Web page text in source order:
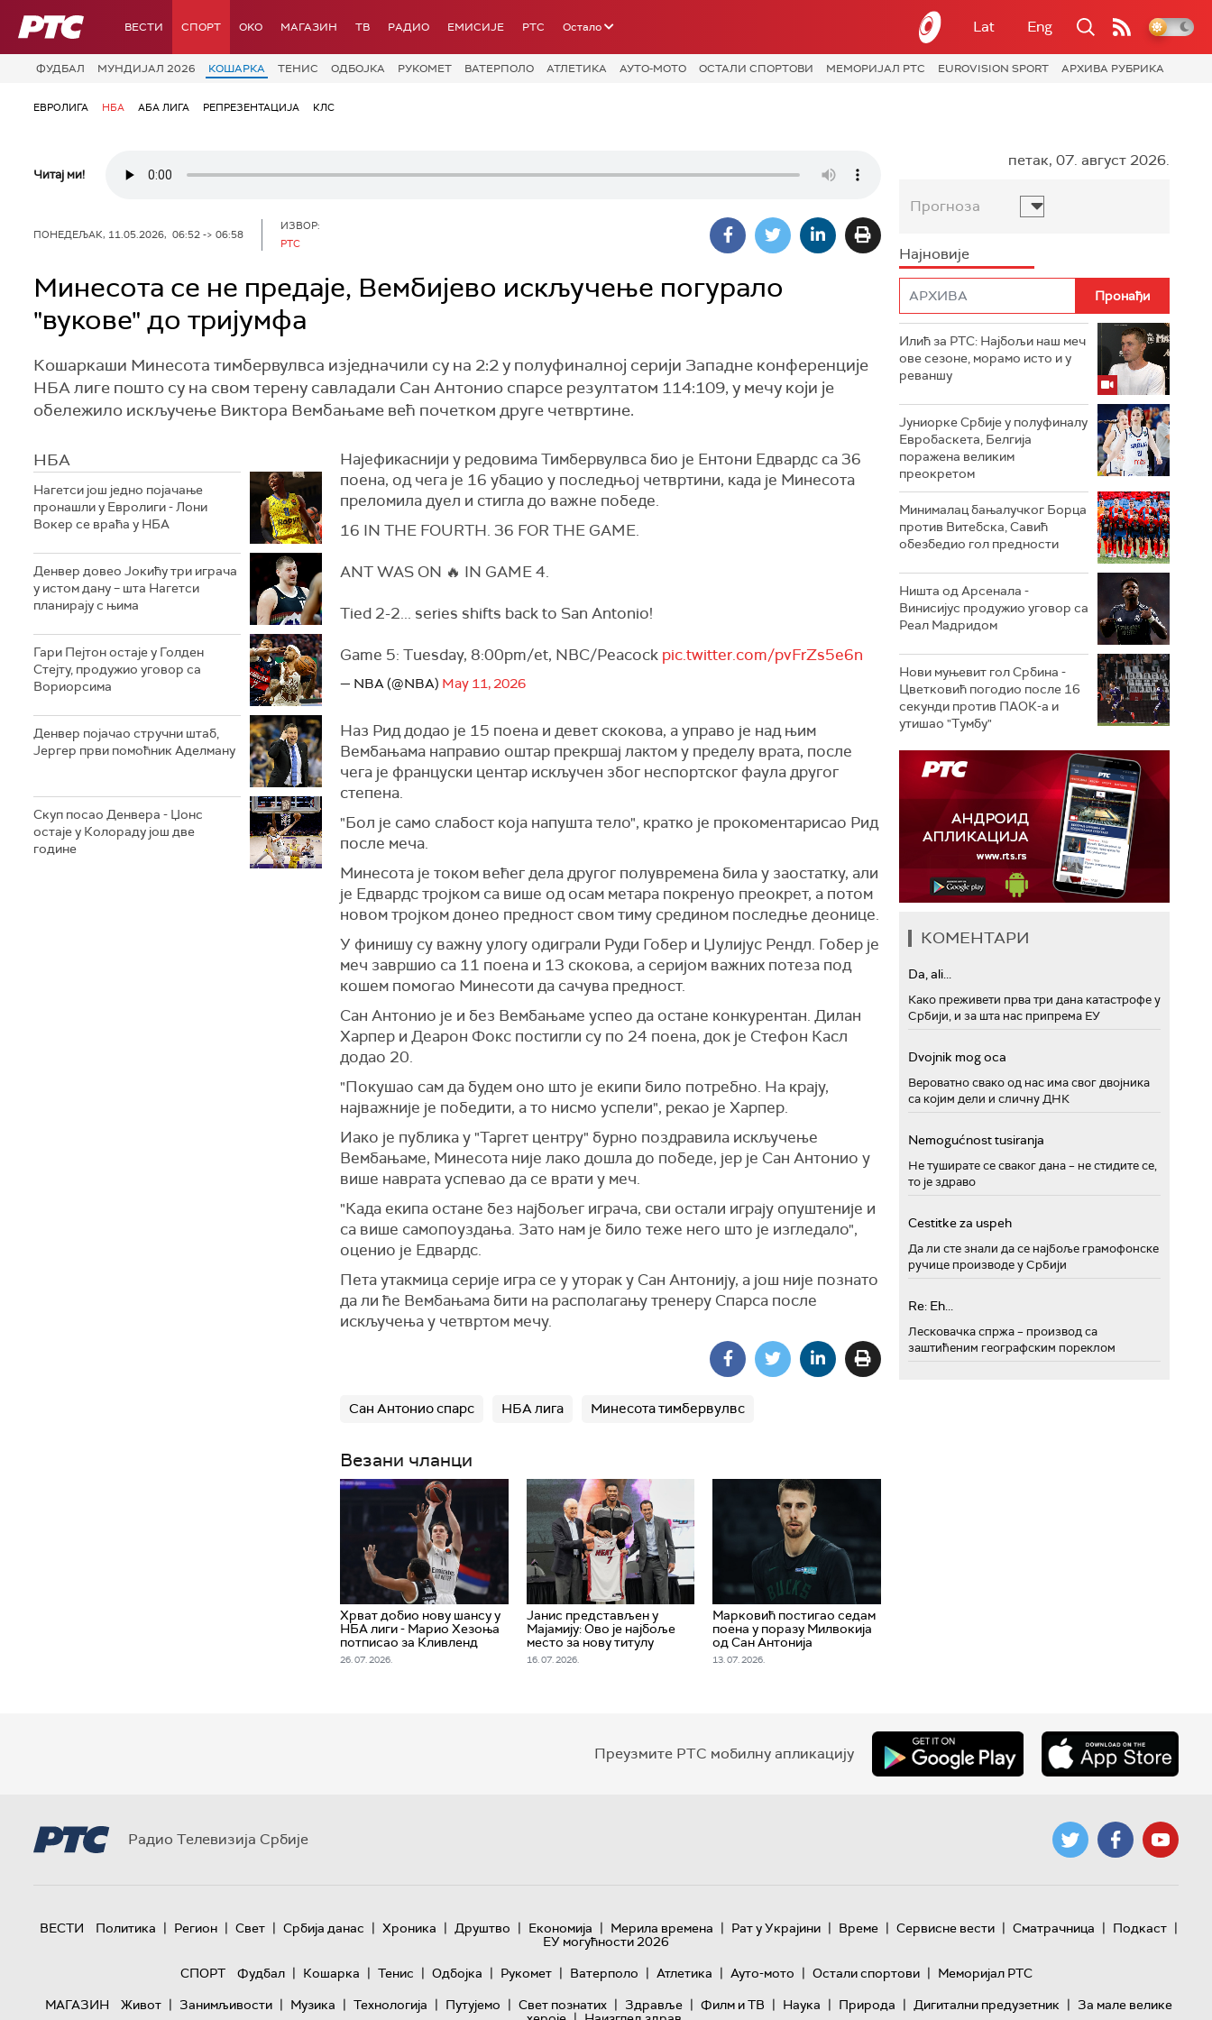
РТС ВЕСТИ СПОРТ OKO МАГАЗИН ТВ РАДИО ЕМИСИЈЕ РТС Остало Lat Eng
ФУДБАЛ МУНДИЈАЛ 2026 КОШАРКА ТЕНИС ОДБОЈКА РУКОМЕТ ВАТЕРПОЛО АТЛЕТИКА АУТО-МОТО ОСТАЛИ СПОРТОВИ МЕМОРИЈАЛ РТС EUROVISION SPORT АРХИВА РУБРИКА
ЕВРОЛИГА НБА АБА ЛИГА РЕПРЕЗЕНТАЦИЈА КЛС
Читај ми!
ПОНЕДЕЉАК, 11.05.2026, 06:52 -> 06:58
ИЗВОР:
РТС
Минесота се не предаје, Вембијево искључење погурало
"вукове" до тријумфа
Кошаркаши Минесота тимбервулвса изједначили су на 2:2 у полуфиналној серији Западне конференције
НБА лиге пошто су на свом терену савладали Сан Антонио спарсе резултатом 114:109, у мечу који је
обележило искључење Виктора Вембањаме већ почетком друге четвртине.
НБА
Нагетси још једно појачање
пронашли у Евролиги - Лони
Вокер се враћа у НБА
Денвер довео Јокићу три играча
у истом дану – шта Нагетси
планирају с њима
Гари Пејтон остаје у Голден
Стејту, продужио уговор са
Вориорсима
Денвер појачао стручни штаб,
Јергер први помоћник Аделману
Скуп посао Денвера - Џонс
остаје у Колораду још две
године
Најефикаснији у редовима Тимбервулвса био је Ентони Едвардс са 36
поена, од чега је 16 убацио у последњој четвртини, када је Минесота
преломила дуел и стигла до важне победе.
16 IN THE FOURTH. 36 FOR THE GAME.
ANT WAS ON 🔥 IN GAME 4.
Tied 2-2... series shifts back to San Antonio!
Game 5: Tuesday, 8:00pm/et, NBC/Peacock pic.twitter.com/pvFrZs5e6n
— NBA (@NBA) May 11, 2026
Наз Рид додао је 15 поена и девет скокова, а управо је над њим
Вембањама направио оштар прекршај лактом у пределу врата, после
чега је француски центар искључен због неспортског фаула другог
степена.
"Бол је само слабост која напушта тело", кратко је прокоментарисао Рид
после меча.
Минесота је током већег дела другог полувремена била у заостатку, али
је Едвардс тројком са више од осам метара покренуо преокрет, а потом
новом тројком донео предност свом тиму средином последње деонице.
У финишу су важну улогу одиграли Руди Гобер и Џулијус Рендл. Гобер је
меч завршио са 11 поена и 13 скокова, а серијом важних потеза под
кошем помогао Минесоти да сачува предност.
Сан Антонио је и без Вембањаме успео да остане конкурентан. Дилан
Харпер и Деарон Фокс постигли су по 24 поена, док је Стефон Касл
додао 20.
"Покушао сам да будем оно што је екипи било потребно. На крају,
најважније је победити, а то нисмо успели", рекао је Харпер.
Иако је публика у "Таргет центру" бурно поздравила искључење
Вембањаме, Минесота није лако дошла до победе, јер је Сан Антонио у
више наврата успевао да се врати у меч.
"Када екипа остане без најбољег играча, сви остали играју опуштеније и
са више самопоуздања. Зато нам је било теже него што је изгледало",
оценио је Едвардс.
Пета утакмица серије игра се у уторак у Сан Антонију, а још није познато
да ли ће Вембањама бити на располагању тренеру Спарса после
искључења у четвртом мечу.
Сан Антонио спарс НБА лига Минесота тимбервулвс
Везани чланци
Хрват добио нову шансу у
НБА лиги - Марио Хезоња
потписао за Кливленд
26. 07. 2026.
Јанис представљен у
Мајамију: Ово је најбоље
место за нову титулу
16. 07. 2026.
Марковић постигао седам
поена у поразу Милвокија
од Сан Антонија
13. 07. 2026.
петак, 07. август 2026.
Прогноза
Најновије
Илић за РТС: Најбољи наш меч
ове сезоне, морамо исто и у
реваншу
Јуниорке Србије у полуфиналу
Евробаскета, Белгија
поражена великим
преокретом
Минималац бањалучког Борца
против Витебска, Савић
обезбедио гол предности
Ништа од Арсенала -
Винисијус продужио уговор са
Реал Мадридом
Нови муњевит гол Србина -
Цветковић погодио после 16
секунди против ПАОК-а и
утишао "Тумбу"
КОМЕНТАРИ
Da, ali...
Како преживети прва три дана катастрофе у
Србији, и за шта нас припрема ЕУ
Dvojnik mog oca
Вероватно свако од нас има свог двојника
са којим дели и сличну ДНК
Nemogućnost tusiranja
Не туширате се сваког дана – не стидите се,
то је здраво
Cestitke za uspeh
Да ли сте знали да се најбоље грамофонске
ручице производе у Србији
Re: Eh...
Лесковачка спржа – производ са
заштићеним географским пореклом
Преузмите РТС мобилну апликацију
Радио Телевизија Србије
ВЕСТИ Политика | Регион | Свет | Србија данас | Хроника | Друштво | Економија | Мерила времена | Рат у Украјини | Време | Сервисне вести | Сматрачница | Подкаст |
ЕУ могућности 2026
СПОРТ
Фудбал | Кошарка | Тенис | Одбојка | Рукомет | Ватерполо | Атлетика | Ауто-мото | Остали спортови | Меморијал РТС
МАГАЗИН
Живот | Занимљивости | Музика | Технологијa | Путујемо | Свет познатих | Здравље | Филм и ТВ | Наука | Природа | Дигитални предузетник | За мале велике